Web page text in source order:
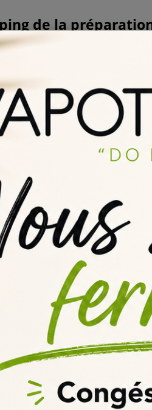
de la
DIY est essentielle et importante afin
les
et
Energy
reposer votre liquide DIY
consulter notre page sur la
Green Goblin
DIY
, vous obtiendrez en toute
DIY.
des additifs sucrés
Vert ?
effets sucrés, acidulés, frais etc.
à l’utilisation des
,
son e-liquide
de Flavor West